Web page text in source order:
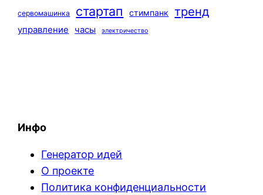
сервомашинка стартап стимпанк тренд
управление часы электричество
Инфо
Генератор идей
О проекте
Политика конфиденциальности